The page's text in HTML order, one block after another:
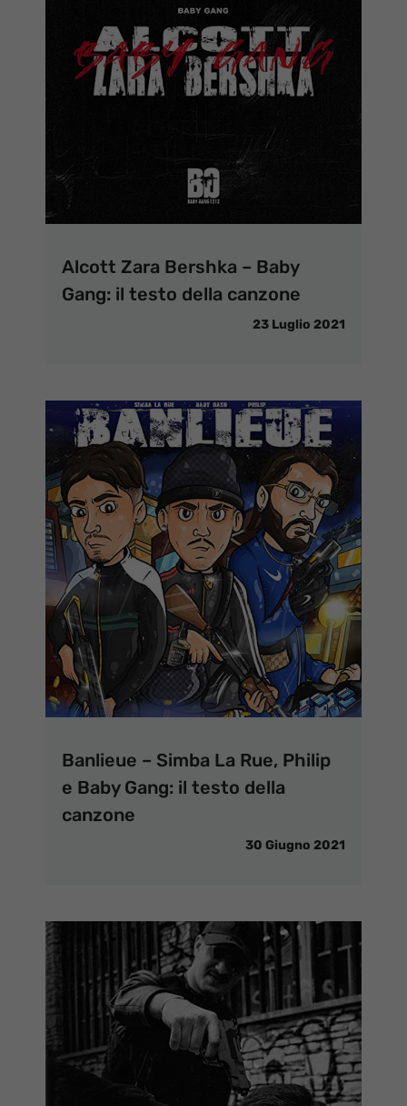
Alcott Zara Bershka – Baby
Gang: il testo della canzone
23 Luglio 2021
Banlieue – Simba La Rue, Philip
e Baby Gang: il testo della
canzone
30 Giugno 2021